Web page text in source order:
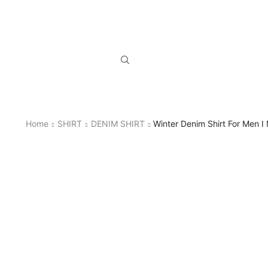
Home SHIRT DENIM SHIRT Winter Denim Shirt For Men I